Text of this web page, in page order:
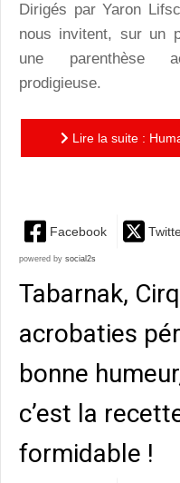
Dirigés par Yaron
nous invitent, sur un
une parenthèse
prodigieuse.
Lire la suite :
Facebook
powered by social2s
Tabarnak,
acrobaties
bonne
c’est la
formidable !